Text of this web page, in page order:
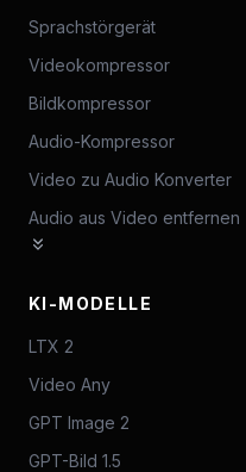
Sprachstörgerät
Videokompressor
Bildkompressor
Audio-Kompressor
Video zu Audio Konverter
Audio aus Video entfernen
KI-MODELLE
LTX 2
Video Any
GPT Image 2
GPT-Bild 1.5